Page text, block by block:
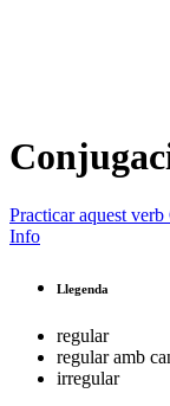
Practicar aquest verb
Info
Llegenda
regular
regular amb
irregular